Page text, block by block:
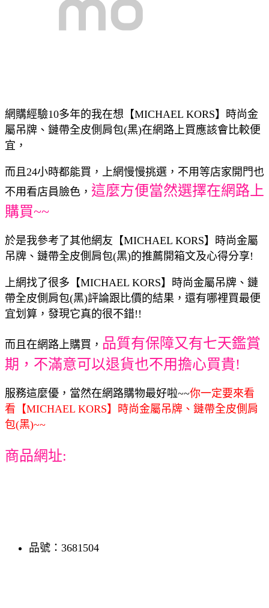
網購經驗10多年的我在想【MICHAEL KORS】時尚金
屬吊牌、鏈帶全皮側肩包(黑)在網路上買應該會比較便
宜，
而且24小時都能買，上網慢慢挑選，不用等店家開門也
不用看店員臉色， 這麼方便當然選擇在網路上
購買~~
於是我參考了其他網友【MICHAEL KORS】時尚金屬
吊牌、鏈帶全皮側肩包(黑)的推薦開箱文及心得分享!
上網找了很多【MICHAEL KORS】時尚金屬吊牌、鏈
帶全皮側肩包(黑)評論跟比價的結果，還有哪裡買最便
宜划算，發現它真的很不錯!!
而且在網路上購買， 品質有保障又有七天鑑賞
期，不滿意可以退貨也不用擔心買貴!
服務這麼優，當然在網路購物最好啦~~你一定要來看
看【MICHAEL KORS】時尚金屬吊牌、鏈帶全皮側肩
包(黑)~~
商品網址:
品號：3681504